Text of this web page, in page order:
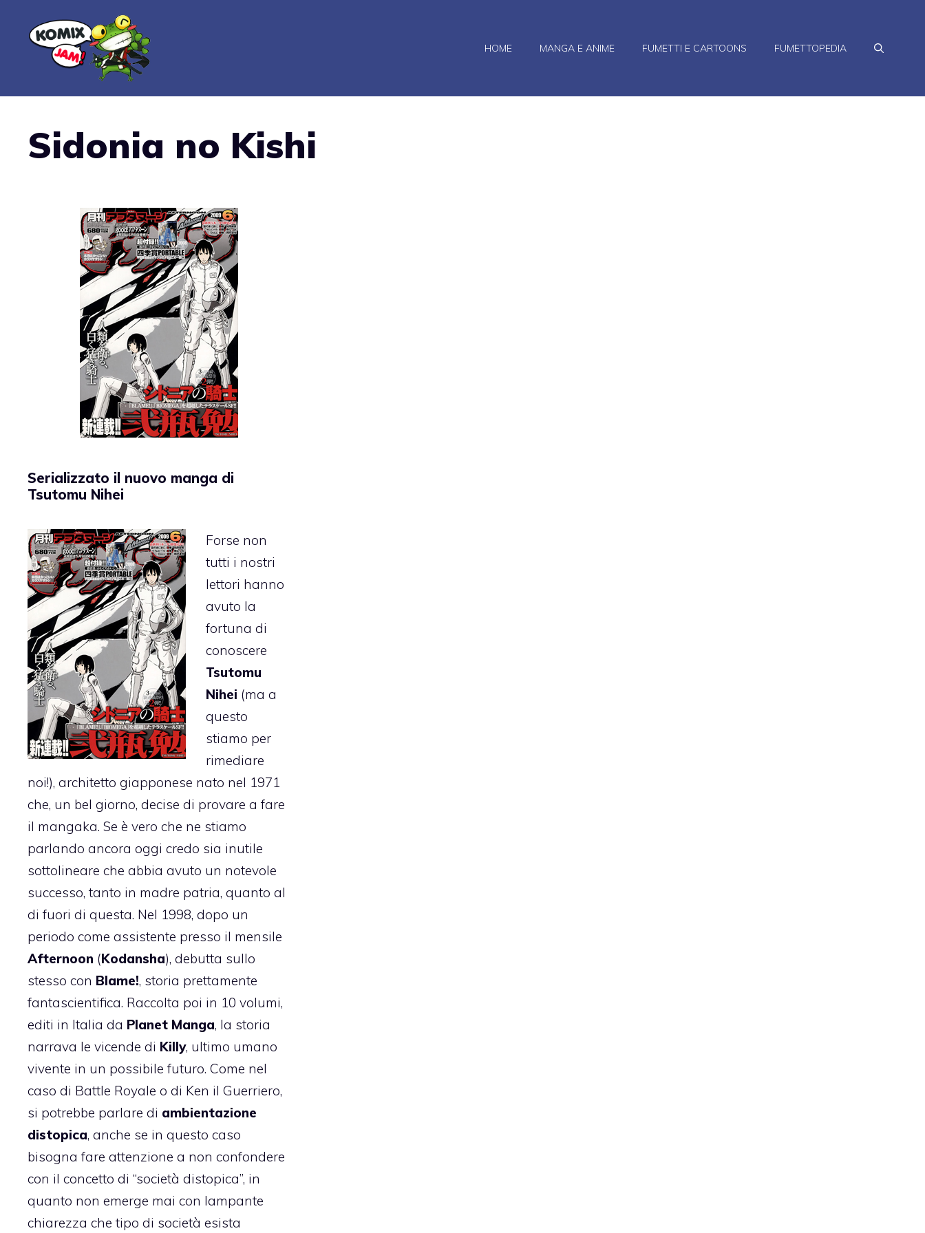
contenuto
HOME MANGA E ANIME FUMETTI E CARTOONS FUMETTOPEDIA
Sidonia no Kishi
Serializzato il nuovo manga di
Tsutomu Nihei
Forse non
tutti i nostri
lettori hanno
avuto la
fortuna di
conoscere
Tsutomu
Nihei (ma a
questo
stiamo per
rimediare
noi!), architetto giapponese nato nel 1971
che, un bel giorno, decise di provare a fare
il mangaka. Se è vero che ne stiamo
parlando ancora oggi credo sia inutile
sottolineare che abbia avuto un notevole
successo, tanto in madre patria, quanto al
di fuori di questa. Nel 1998, dopo un
periodo come assistente presso il mensile
Afternoon (Kodansha), debutta sullo
stesso con Blame!, storia prettamente
fantascientifica. Raccolta poi in 10 volumi,
editi in Italia da Planet Manga, la storia
narrava le vicende di Killy, ultimo umano
vivente in un possibile futuro. Come nel
caso di Battle Royale o di Ken il Guerriero,
si potrebbe parlare di ambientazione
distopica, anche se in questo caso
bisogna fare attenzione a non confondere
con il concetto di “società distopica”, in
quanto non emerge mai con lampante
chiarezza che tipo di società esista